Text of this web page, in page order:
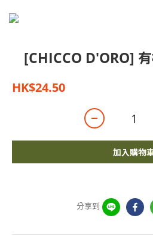
[CHICCO D'ORO]
HK$24.50
加入購物
分享到